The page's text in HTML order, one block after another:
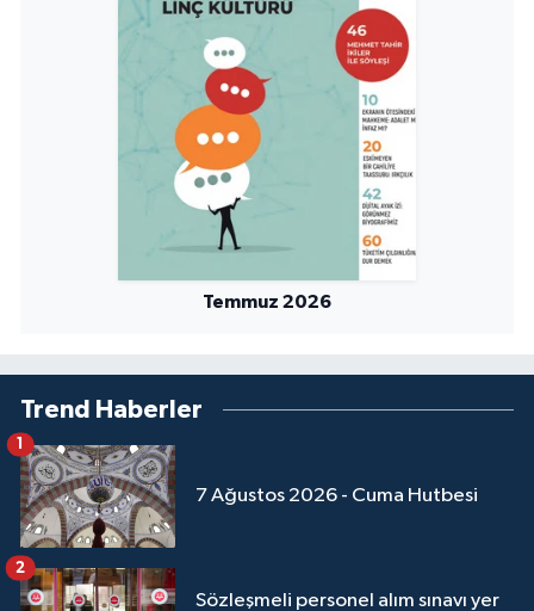
Temmuz 2026
Trend Haberler
7 Ağustos 2026 - Cuma Hutbesi
1
Sözleşmeli personel alım sınavı yer
2